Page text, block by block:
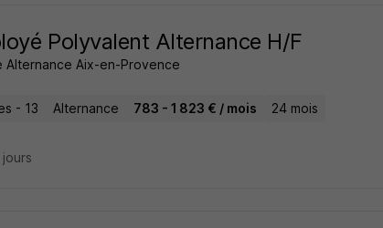
Polyvalent Alternance H/F
Alternance Aix-en-Provence
- 13 Alternance 783 - 1 823 € / mois 24 mois